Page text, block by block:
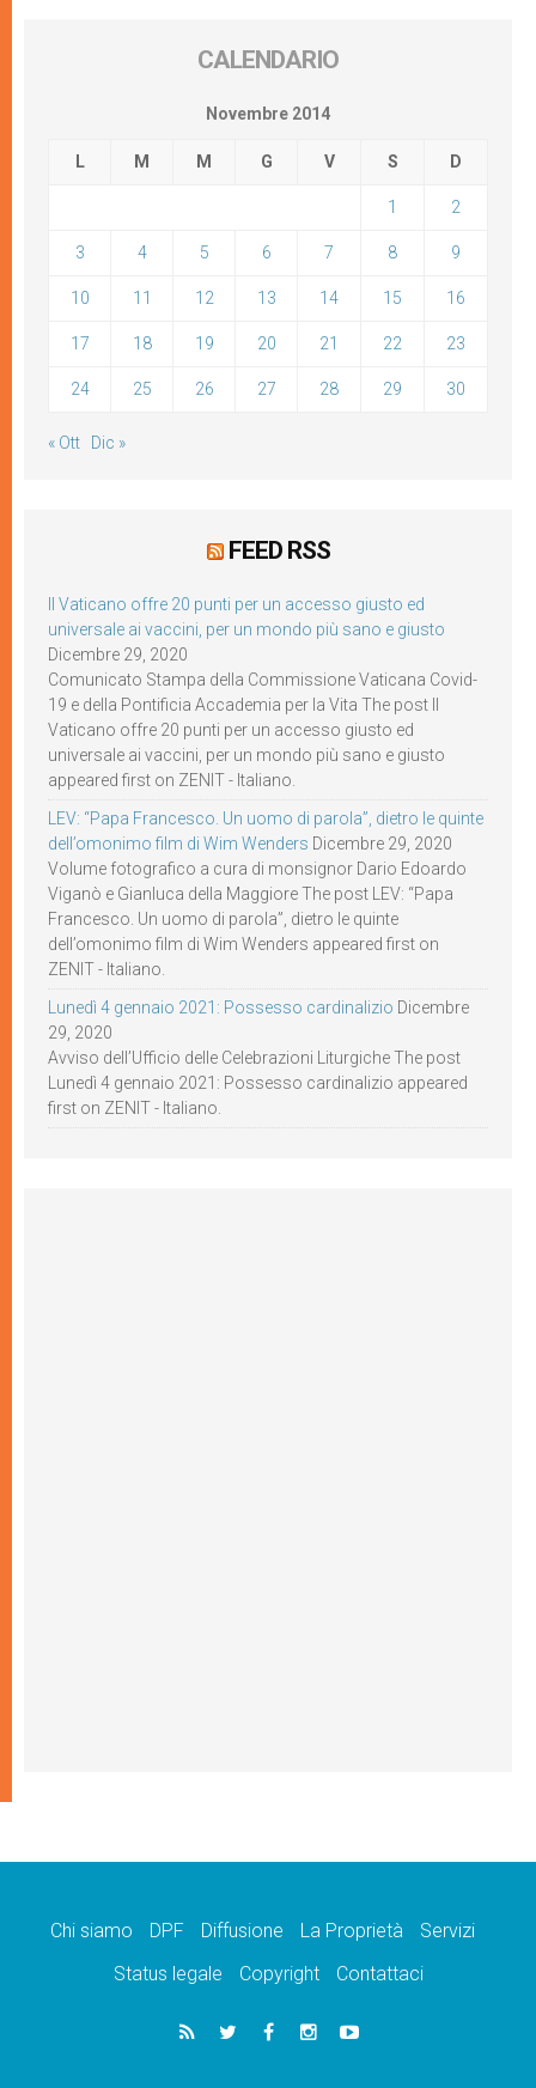
CALENDARIO
Novembre 2014
L M M G V S D
1 2
3 4 5 6 7 8 9
10 11 12 13 14 15 16
17 18 19 20 21 22 23
24 25 26 27 28 29 30
« Ott Dic »
FEED RSS
Il Vaticano offre 20 punti per un accesso giusto ed
universale ai vaccini, per un mondo più sano e giusto
Dicembre 29, 2020
Comunicato Stampa della Commissione Vaticana Covid-
19 e della Pontificia Accademia per la Vita The post Il
Vaticano offre 20 punti per un accesso giusto ed
universale ai vaccini, per un mondo più sano e giusto
appeared first on ZENIT - Italiano.
LEV: “Papa Francesco. Un uomo di parola”, dietro le quinte
dell’omonimo film di Wim Wenders Dicembre 29, 2020
Volume fotografico a cura di monsignor Dario Edoardo
Viganò e Gianluca della Maggiore The post LEV: “Papa
Francesco. Un uomo di parola”, dietro le quinte
dell’omonimo film di Wim Wenders appeared first on
ZENIT - Italiano.
Lunedì 4 gennaio 2021: Possesso cardinalizio Dicembre
29, 2020
Avviso dell’Ufficio delle Celebrazioni Liturgiche The post
Lunedì 4 gennaio 2021: Possesso cardinalizio appeared
first on ZENIT - Italiano.
Chi siamo DPF Diffusione La Proprietà
Servizi
Status legale
Copyright Contattaci